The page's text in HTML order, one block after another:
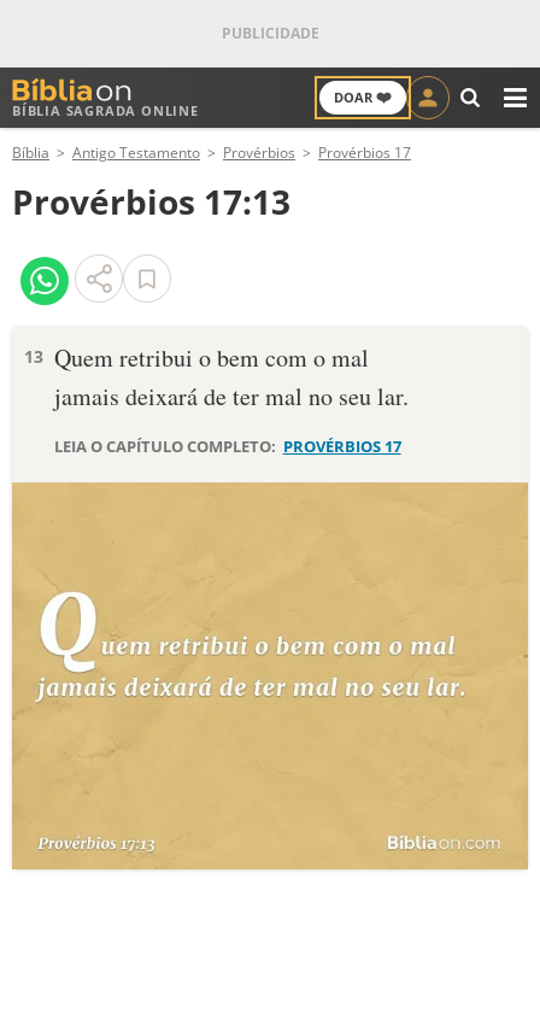
BÍBLIA SAGRADA ONLINE
DOAR ❤️
ANTIGO TESTAMENTO
NOVO TESTAMENTO
VERSÍCULOS
PALAVRA DO DIA
DEVOCIONAL DIÁRIO
10 MANDAMENTOS
ESTUDOS BÍBLICOS
ESBOÇOS DE PREGAÇÃO
PERGUNTE À BÍBLIA
Bíblia Antigo Testamento Provérbios Provérbios 17
Provérbios 17:13
13 Quem retribui o bem com o mal
jamais deixará de ter mal no seu lar.
LEIA O CAPÍTULO COMPLETO: PROVÉRBIOS 17